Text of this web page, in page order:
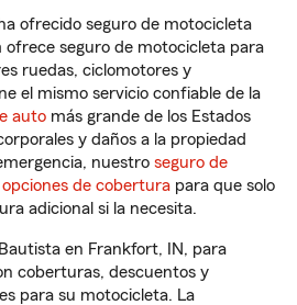
ofrecido seguro de motocicleta
ofrece seguro de motocicleta para
ruedas, ciclomotores y
el mismo servicio confiable de la
auto más grande de los Estados
y daños a la propiedad
nuestro seguro de
opciones de cobertura para que solo
adicional si la necesita.
en Frankfort, IN, para
coberturas, descuentos y
para su motocicleta. La